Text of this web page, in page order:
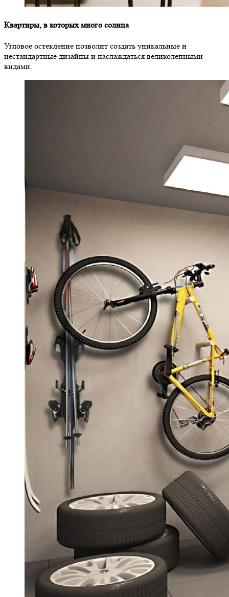
Квартиры, в которых много солнца
Угловое остекление позволит создать уникальные и
нестандартные дизайны и наслаждаться великолепными
видами.